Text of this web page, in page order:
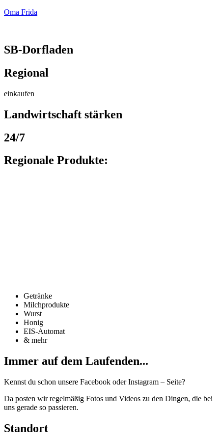
Oma Frida
SB-Dorfladen
Regional
einkaufen
Landwirtschaft stärken
24/7
Regionale Produkte:
Getränke
Milchprodukte
Wurst
Honig
EIS-Automat
& mehr
Immer auf dem Laufenden...
Kennst du schon unsere Facebook oder Instagram – Seite?
Da posten wir regelmäßig Fotos und Videos zu den Dingen, die bei
uns gerade so passieren.
Standort